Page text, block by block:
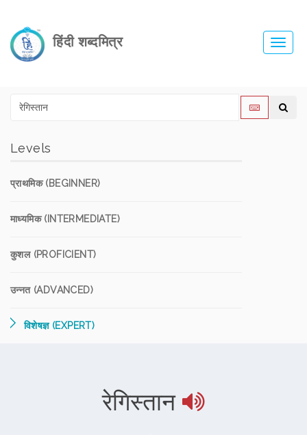
हिंदी शब्दमित्र
Levels
प्राथमिक (BEGINNER)
माध्यमिक (INTERMEDIATE)
कुशल (PROFICIENT)
उन्नत (ADVANCED)
विशेषज्ञ (EXPERT)
रेगिस्तान